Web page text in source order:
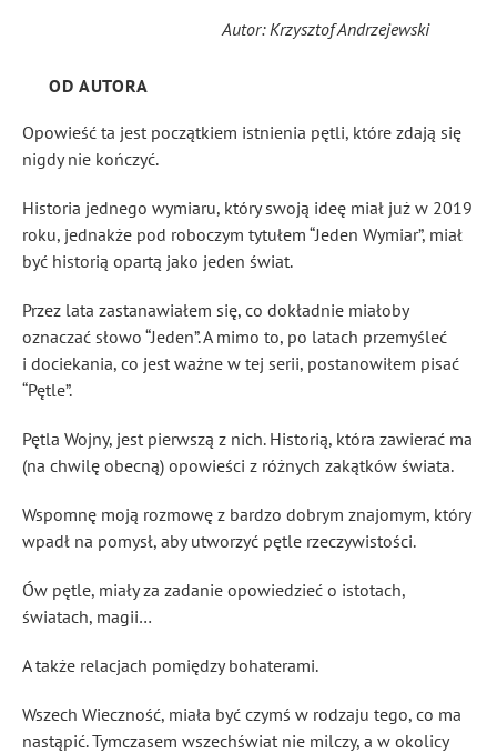
Autor: Krzysztof Andrzejewski
OD AUTORA
Opowieść ta jest początkiem istnienia pętli, które zdają się
nigdy nie kończyć.
Historia jednego wymiaru, który swoją ideę miał już w 2019
roku, jednakże pod roboczym tytułem “Jeden Wymiar”, miał
być historią opartą jako jeden świat.
Przez lata zastanawiałem się, co dokładnie miałoby
oznaczać słowo “Jeden”. A mimo to, po latach przemyśleć
i dociekania, co jest ważne w tej serii, postanowiłem pisać
“Pętle”.
Pętla Wojny, jest pierwszą z nich. Historią, która zawierać ma
(na chwilę obecną) opowieści z różnych zakątków świata.
Wspomnę moją rozmowę z bardzo dobrym znajomym, który
wpadł na pomysł, aby utworzyć pętle rzeczywistości.
Ów pętle, miały za zadanie opowiedzieć o istotach,
światach, magii…
A także relacjach pomiędzy bohaterami.
Wszech Wieczność, miała być czymś w rodzaju tego, co ma
nastąpić. Tymczasem wszechświat nie milczy, a w okolicy